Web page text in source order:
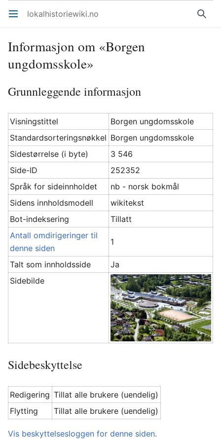
Åpne hovedmenyen lokalhistoriewiki.no Søk
Informasjon om «Borgen
ungdomsskole»
Grunnleggende informasjon
Visningstittel
Borgen ungdomsskole
Standardsorteringsnøkkel Borgen ungdomsskole
Sidestørrelse (i byte)
3 546
Side-ID
252352
Språk for sideinnholdet
nb - norsk bokmål
Sidens innholdsmodell
wikitekst
Bot-indeksering
Tillatt
Antall omdirigeringer til
denne siden
1
Talt som innholdsside
Ja
Sidebilde
Sidebeskyttelse
Redigering Tillat alle brukere (uendelig)
Flytting
Tillat alle brukere (uendelig)
Vis beskyttelsesloggen for denne siden.